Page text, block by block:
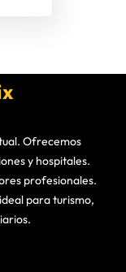
Ofrecemos
y hospitales.
profesionales.
para turismo,